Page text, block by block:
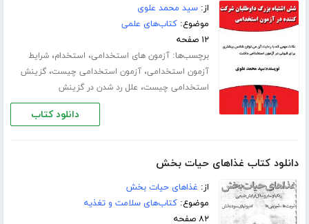
از:سید محمد علوی
موضوع:کتاب‌های علمی
۱۲ صفحه
برچسب‌ها:آزمون های استخدامی، استخدام،شرایط
آزمون استخدامی،آزمون استخدامی چیست،گزینش
استخدامی چیست، علل رد شدن در گزینش
دانلود کتاب
دانلود کتاب غذاهای حیات بخش
از: غذاهای حیات بخش
موضوع:کتاب‌های سلامت و تغذیه
۸۲ صفحه